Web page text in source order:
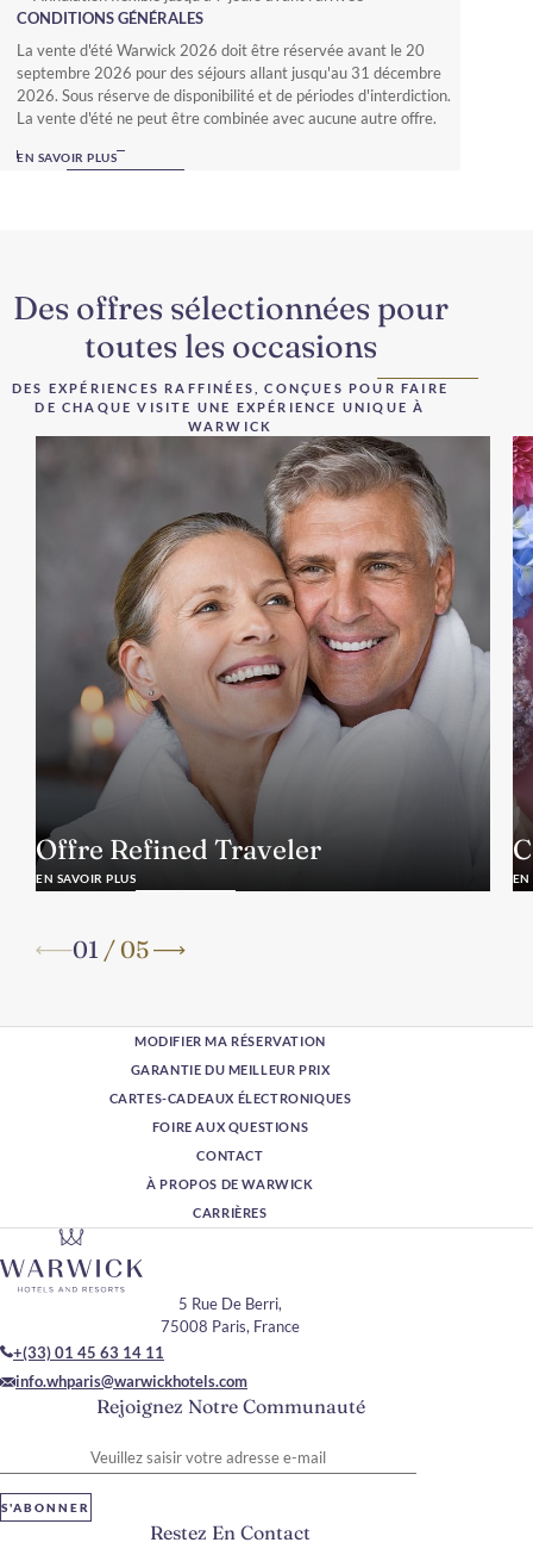
CONDITIONS GÉNÉRALES
La vente d'été Warwick 2026 doit être réservée avant le 20
septembre 2026 pour des séjours allant jusqu'au 31 décembre
2026. Sous réserve de disponibilité et de périodes d'interdiction.
La vente d'été ne peut être combinée avec aucune autre offre.
prépaiement intégral et ne sont pas remboursables. Toutes les
exclusives aux membres.
EN SAVOIR PLUS
Des offres sélectionnées pour
toutes les occasions
DES EXPÉRIENCES RAFFINÉES, CONÇUES POUR FAIRE
DE CHAQUE VISITE UNE EXPÉRIENCE UNIQUE À
WARWICK
Offre Refined Traveler
EN SAVOIR PLUS EN
01 /05
MODIFIER MA RÉSERVATION
GARANTIE DU MEILLEUR PRIX
CARTES-CADEAUX ÉLECTRONIQUES
FOIRE AUX QUESTIONS
CONTACT
À PROPOS DE WARWICK
CARRIÈRES
Rejoignez Notre Communauté
S'ABONNER
5 Rue De Berri,
75008 Paris, France
+(33) 01 45 63 14 11
info.whparis@warwickhotels.com
Restez En Contact